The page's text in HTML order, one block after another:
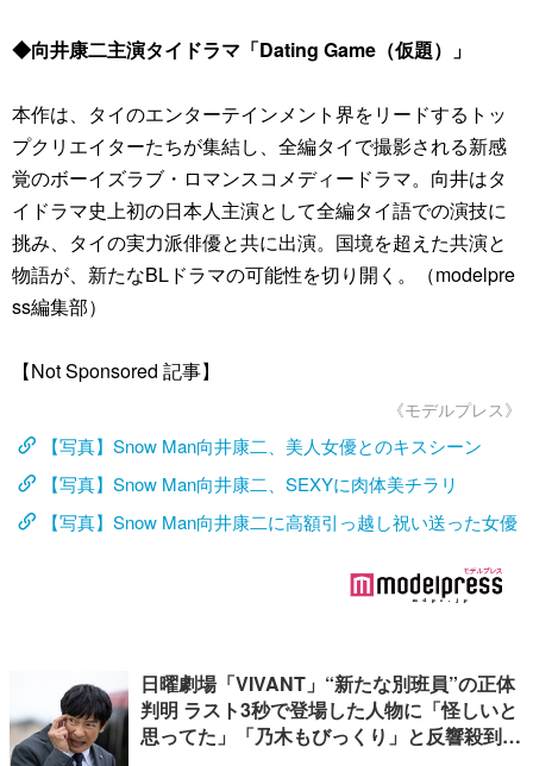
◆向井康二主演タイドラマ「Dating Game（仮題）」
本作は、タイのエンターテインメント界をリードするトッ
プクリエイターたちが集結し、全編タイで撮影される新感
覚のボーイズラブ・ロマンスコメディードラマ。向井はタ
イドラマ史上初の日本人主演として全編タイ語での演技に
挑み、タイの実力派俳優と共に出演。国境を超えた共演と
物語が、新たなBLドラマの可能性を切り開く。（modelpre
ss編集部）
【Not Sponsored 記事】
《モデルプレス》
【写真】Snow Man向井康二、美人女優とのキスシーン
【写真】Snow Man向井康二、SEXYに肉体美チラリ
【写真】Snow Man向井康二に高額引っ越し祝い送った女優
日曜劇場「VIVANT」“新たな別班員”の正体
判明 ラスト3秒で登場した人物に「怪しいと
思ってた」「乃木もびっくり」と反響殺到